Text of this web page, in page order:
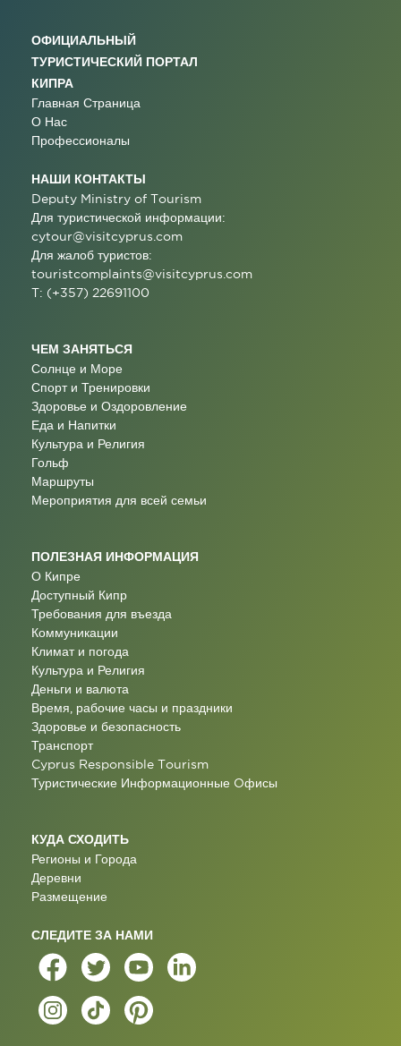
ОФИЦИАЛЬНЫЙ
ТУРИСТИЧЕСКИЙ ПОРТАЛ
КИПРА
Главная Страница
О Нас
Профессионалы
НАШИ КОНТАКТЫ
Deputy Ministry of Tourism
Для туристической информации:
cytour@visitcyprus.com
Для жалоб туристов:
touristcomplaints@visitcyprus.com
T: (+357) 22691100
ЧЕМ ЗАНЯТЬСЯ
Солнце и Море
Спорт и Тренировки
Здоровье и Оздоровление
Еда и Напитки
Культура и Религия
Гольф
Маршруты
Мероприятия для всей семьи
ПОЛЕЗНАЯ ИНФОРМАЦИЯ
О Кипре
Доступный Кипр
Требования для въезда
Коммуникации
Климат и погода
Культура и Религия
Деньги и валюта
Время, рабочие часы и праздники
Здоровье и безопасность
Транспорт
Cyprus Responsible Tourism
Туристические Информационные Oфисы
КУДА СХОДИТЬ
Регионы и Города
Деревни
Размещение
СЛЕДИТЕ ЗА НАМИ